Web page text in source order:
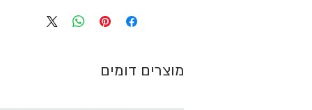
מוצרים דומים